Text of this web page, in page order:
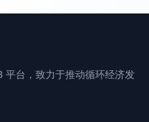
平台，致力于推动循环经济发